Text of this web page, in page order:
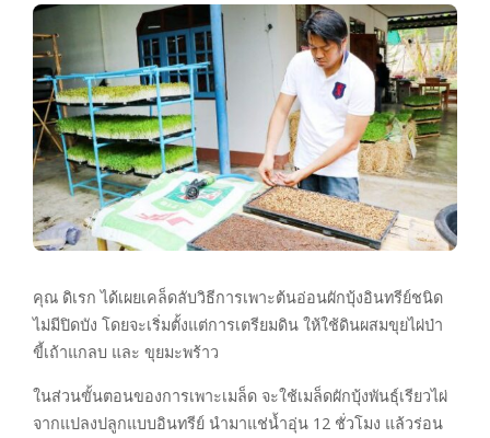
คุณ ดิเรก ได้เผยเคล็ดลับวิธีการเพาะต้นอ่อนผักบุ้งอินทรีย์ชนิด
ไม่มีปิดบัง โดยจะเริ่มตั้งแต่การเตรียมดิน ให้ใช้ดินผสมขุยไผ่ป่า
ขี้เถ้าแกลบ และ ขุยมะพร้าว
ในส่วนขั้นตอนของการเพาะเมล็ด จะใช้เมล็ดผักบุ้งพันธุ์เรียวไผ่
จากแปลงปลูกแบบอินทรีย์ นำมาแช่น้ำอุ่น 12 ชั่วโมง แล้วร่อน